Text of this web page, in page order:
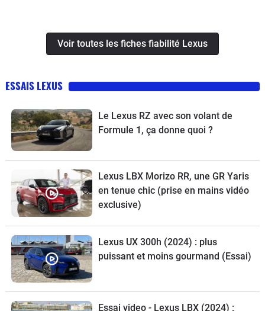
Voir toutes les fiches fiabilité Lexus
ESSAIS LEXUS
Le Lexus RZ avec son volant de
Formule 1, ça donne quoi ?
Lexus LBX Morizo RR, une GR Yaris
en tenue chic (prise en mains vidéo
exclusive)
Lexus UX 300h (2024) : plus
puissant et moins gourmand (Essai)
Essai video - Lexus LBX (2024) :